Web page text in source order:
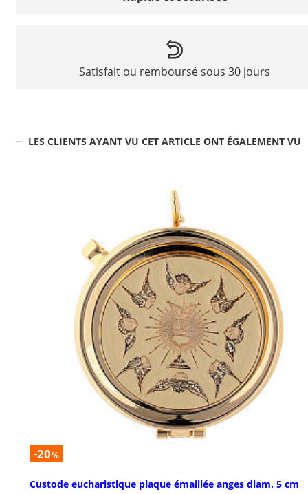
Satisfait ou remboursé sous 30 jours
LES CLIENTS AYANT VU CET ARTICLE ONT ÉGALEMENT VU
-20%
Custode eucharistique plaque émaillée anges diam. 5 cm